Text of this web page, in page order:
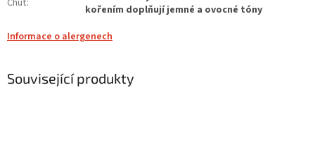
Chuť:
kořením doplňují jemné a ovocné tóny
Informace o alergenech
Související produkty